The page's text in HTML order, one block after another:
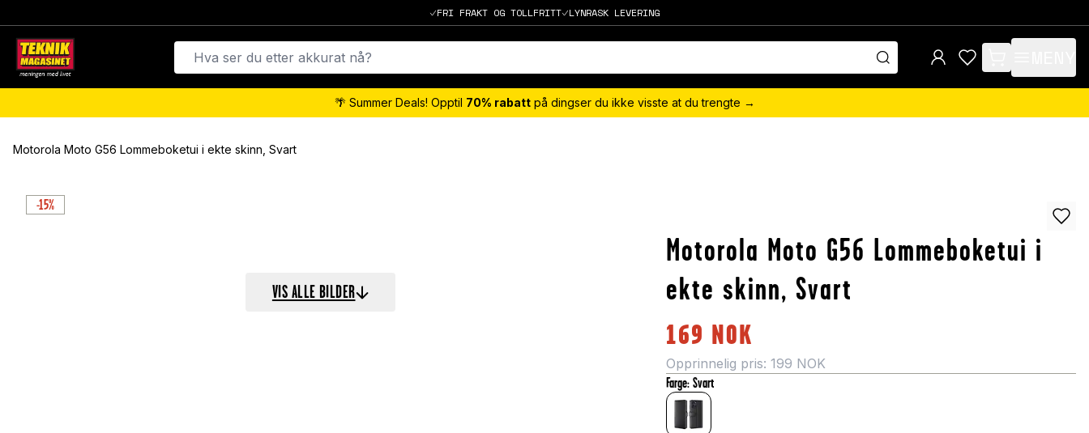
FRI FRAKT OG TOLLFRITT LYNRASK LEVERING
items in cart, view
🌴 Summer Deals! Opptil 70% rabattpå dingser du ikke visste at du trengte →
Motorola Moto G56 Lommeboketui i ekte skinn, Svart
-15%
VIS ALLE BILDER
Motorola Moto G56 Lommeboketui i
ekte skinn, Svart
169 NOK
Opprinnelig pris: 199 NOK
Farge:Svart